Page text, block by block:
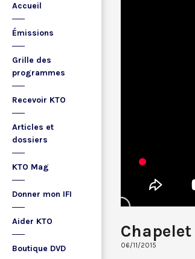
Accueil
Émissions
Grille des
programmes
Recevoir KTO
Articles et
dossiers
KTO Mag
Donner mon IFI
Aider KTO
Boutique DVD 06/11/2015